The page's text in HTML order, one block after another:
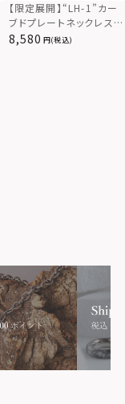
【限定展開】“LH-1”カー
ブドプレートネックレス/
サージカルステンレス（金
8,580 (税込)